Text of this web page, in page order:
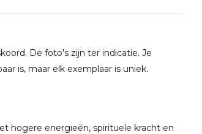
De foto's zijn ter indicatie. Je
is, maar elk exemplaar is uniek.
hogere energieën, spirituele kracht en